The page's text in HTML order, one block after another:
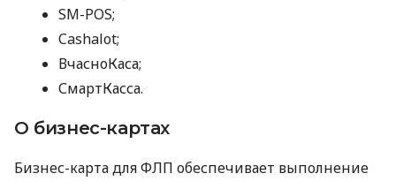
SM-POS;
Cashalot;
ВчасноКаса;
СмартКасса.
О бизнес-картах
Бизнес-карта для ФЛП обеспечивает выполнение